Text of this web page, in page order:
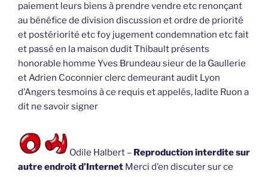
paiement leurs biens à prendre vendre etc renonçant
au bénéfice de division discussion et ordre de priorité
et postériorité etc foy jugement condemnation etc fait
et passé en la maison dudit Thibault présents
honorable homme Yves Brundeau sieur de la Gaullerie
et Adrien Coconnier clerc demeurant audit Lyon
d’Angers tesmoins à ce requis et appelés, ladite Ruon a
dit ne savoir signer
Odile Halbert – Reproduction interdite sur
autre endroit d’Internet Merci d’en discuter sur ce